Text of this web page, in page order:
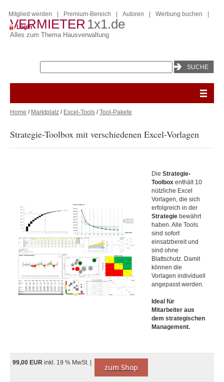
VERMIETER 1x1.de
Alles zum Thema Hausverwaltung
Mitglied werden Premium-Bereich Autoren Werbung buchen
Login
Home / Marktplatz / Excel-Tools /Tool-Pakete
Strategie-Toolbox mit verschiedenen Excel-Vorlagen
Die Strategie-
Toolbox enthält 10
nützliche Excel
Vorlagen, die sich
erfolgreich in der
Strategie bewährt
haben. Alle Tools
sind sofort
einsatzbereit und
sind ohne
Blattschutz. Damit
können die
Vorlagen individuell
angepasst werden.
Ideal für
Mitarbeiter aus
dem strategischen
Management.
99,00 EUR inkl. 19 % MwSt. | zum Shop